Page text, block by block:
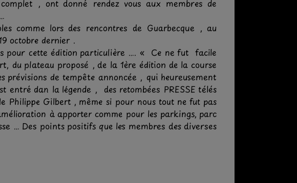
, ont donné rendez vous aux membres de
comme lors des rencontres de Guarbecque , au
octobre dernier .
pour cette édition particulière …. « Ce ne fut facile
du plateau proposé , de la 1ère édition de la course
prévisions de tempête annoncée , qui heureusement
entré dan la légende , des retombées PRESSE télés
Philippe Gilbert , même si pour nous tout ne fut pas
à apporter comme pour les parkings, parc
… Des points positifs que les membres des diverses